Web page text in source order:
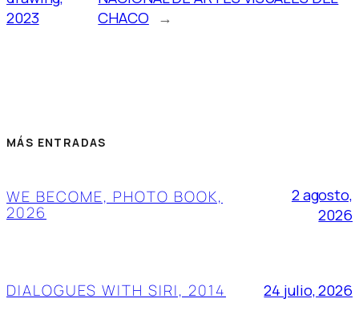
2023
CHACO →
MÁS ENTRADAS
WE BECOME, PHOTO BOOK,
2026
2 agosto,
2026
DIALOGUES WITH SIRI, 2014 24 julio, 2026